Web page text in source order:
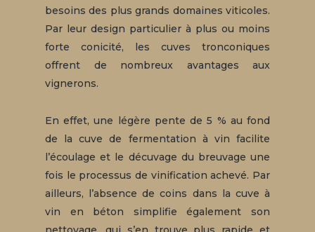
besoins des plus grands domaines viticoles.
Par leur design particulier à plus ou moins
forte conicité, les cuves tronconiques
offrent de nombreux avantages aux
vignerons.
En effet, une légère pente de 5 % au fond
de la cuve de fermentation à vin facilite
l’écoulage et le décuvage du breuvage une
fois le processus de vinification achevé. Par
ailleurs, l’absence de coins dans la cuve à
vin en béton simplifie également son